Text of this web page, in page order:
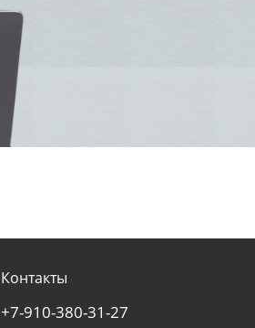
Контакты
+7-910-380-31-27